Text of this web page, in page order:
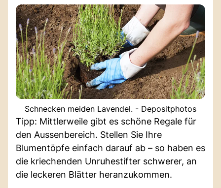
Schnecken meiden Lavendel. - Depositphotos
Tipp: Mittlerweile gibt es schöne Regale für
den Aussenbereich. Stellen Sie Ihre
Blumentöpfe einfach darauf ab – so haben es
die kriechenden Unruhestifter schwerer, an
die leckeren Blätter heranzukommen.